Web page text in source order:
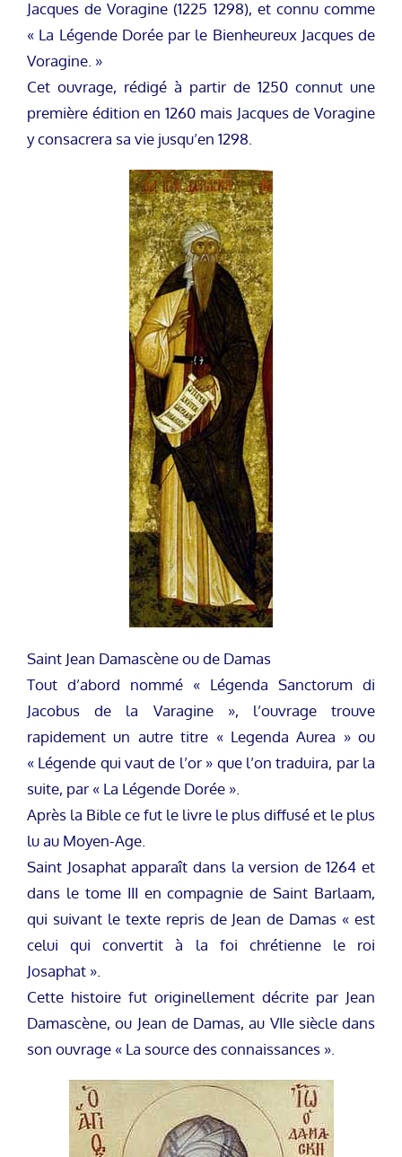
Jacques de Voragine (1225 1298), et connu comme
« La Légende Dorée par le Bienheureux Jacques de
Voragine. »
Cet ouvrage, rédigé à partir de 1250 connut une
première édition en 1260 mais Jacques de Voragine
y consacrera sa vie jusqu’en 1298.
Saint Jean Damascène ou de Damas
Tout d’abord nommé « Légenda Sanctorum di
Jacobus de la Varagine », l’ouvrage trouve
rapidement un autre titre « Legenda Aurea » ou
« Légende qui vaut de l’or » que l’on traduira, par la
suite, par « La Légende Dorée ».
Après la Bible ce fut le livre le plus diffusé et le plus
lu au Moyen-Age.
Saint Josaphat apparaît dans la version de 1264 et
dans le tome III en compagnie de Saint Barlaam,
qui suivant le texte repris de Jean de Damas « est
celui qui convertit à la foi chrétienne le roi
Josaphat ».
Cette histoire fut originellement décrite par Jean
Damascène, ou Jean de Damas, au VIIe siècle dans
son ouvrage « La source des connaissances ».